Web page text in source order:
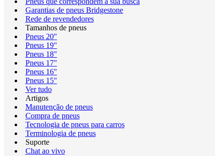
Garantias de pneus Bridgestone
Rede de revendedores
Tamanhos de pneus
Pneus 20"
Pneus 19"
Pneus 18"
Pneus 17"
Pneus 16"
Pneus 15"
Ver tudo
Artigos
Manutenção de pneus
Compra de pneus
Tecnologia de pneus para carros
Terminologia de pneus
Suporte
Chat ao vivo